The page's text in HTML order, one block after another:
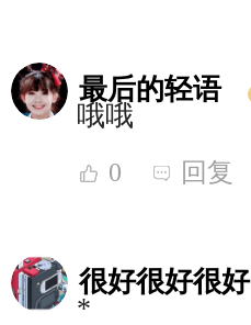
最后的轻语
哦哦
0 回复
很好很好很好
*